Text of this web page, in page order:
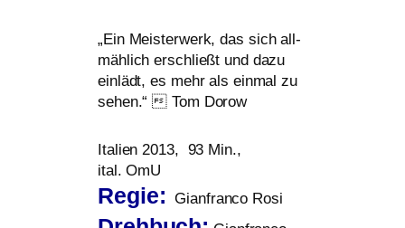
„Ein Meisterwerk, das sich all­
mäh­lich erschließt und dazu
ein­lädt, es mehr als ein­mal zu
sehen.“  Tom Dorow
Italien 2013, 93 Min.,
ital. OmU
Regie: Gianfranco Rosi